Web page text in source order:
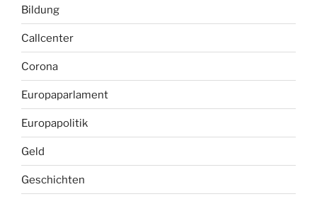
Bildung
Callcenter
Corona
Europaparlament
Europapolitik
Geld
Geschichten